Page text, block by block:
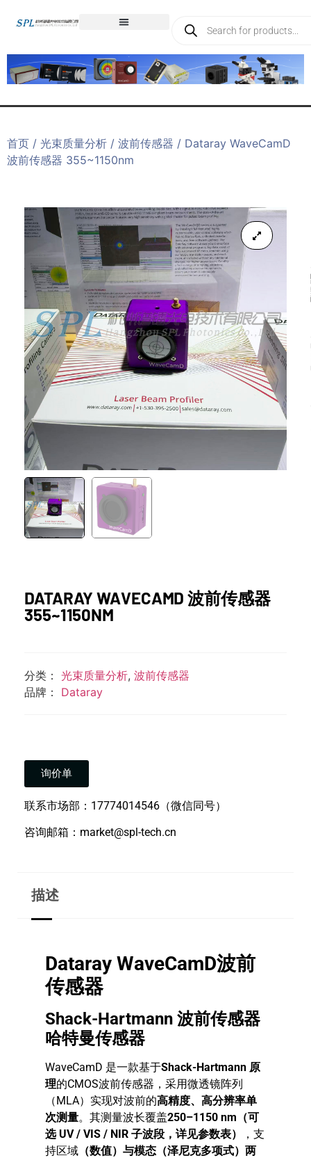
首页 / 光束质量分析 / 波前传感器 / Dataray WaveCamD
波前传感器 355~1150nm
DATARAY WAVECAMD 波前传感器
355~1150NM
分类： 光束质量分析, 波前传感器
品牌： Dataray
询价单
联系市场部：17774014546（微信同号）
咨询邮箱：market@spl-tech.cn
描述
Dataray WaveCamD波前
传感器
Shack-Hartmann 波前传感器
哈特曼传感器
WaveCamD 是一款基于Shack-Hartmann 原
理的CMOS波前传感器，采用微透镜阵列
（MLA）实现对波前的高精度、高分辨率单
次测量。其测量波长覆盖250–1150 nm （可
选UV / VIS / NIR 子波段，详见参数表）
，支
持区域 （数值）与模态（泽尼克多项式）两